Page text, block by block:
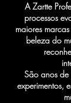
A Zartte
processos
maiores
beleza do
São anos
experimentos,